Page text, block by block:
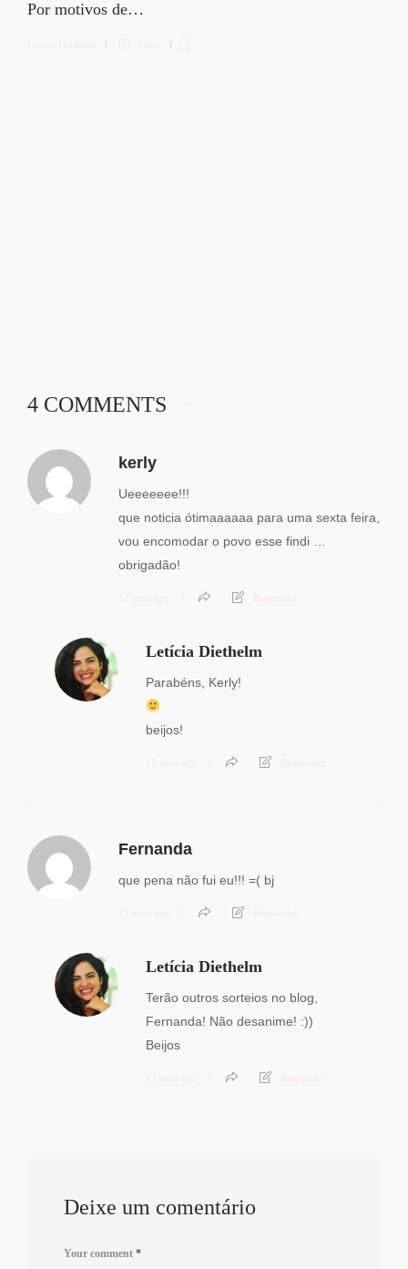
Por motivos de…
Letícia Diethelm 1 min
4 COMMENTS
kerly
Ueeeeeee!!!
que noticia ótimaaaaaa para uma sexta feira,
vou encomodar o povo esse findi …
obrigadão!
12 anos ago Responder
Letícia Diethelm
Parabéns, Kerly!
beijos!
12 anos ago Responder
Fernanda
que pena não fui eu!!! =( bj
12 anos ago Responder
Letícia Diethelm
Terão outros sorteios no blog,
Fernanda! Não desanime! :))
Beijos
12 anos ago Responder
Deixe um comentário
Your comment *